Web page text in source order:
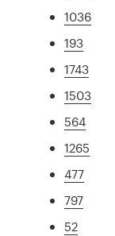
1036
193
1743
1503
564
1265
477
797
52